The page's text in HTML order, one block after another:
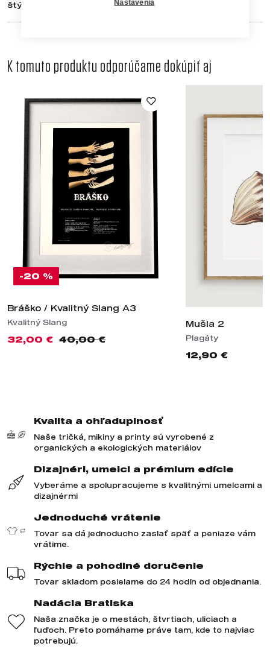
štýlom.
K tomuto produktu odporúčame dokúpiť aj
-20 %
Bráško / Kvalitný Slang A3
Kvalitný Slang
32,00 € 40,00 €
Mušla 2
Plagáty
12,90 €
Kvalita a ohľaduplnosť
Naše tričká, mikiny a printy sú vyrobené z
organických a ekologických materiálov
Dizajnéri, umelci a prémium edície
Vyberáme a spolupracujeme s kvalitnými umelcami a
dizajnérmi
Jednoduché vrátenie
Tovar sa dá jednoducho zaslať späť a peniaze vám
vrátime.
Rýchle a pohodlné doručenie
Tovar skladom posielame do 24 hodín od objednania.
Nadácia Bratiska
Naša značka je o mestách, štvrtiach, uliciach a
ľuďoch. Preto pomáhame práve tam, kde to najviac
potrebujú.
Nastavenia